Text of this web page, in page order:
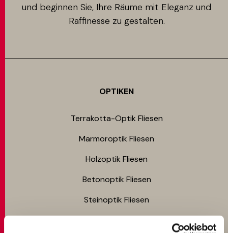
und beginnen Sie, Ihre Räume mit Eleganz und
Raffinesse zu gestalten.
OPTIKEN
Terrakotta-Optik Fliesen
Marmoroptik Fliesen
Holzoptik Fliesen
Betonoptik Fliesen
Steinoptik Fliesen